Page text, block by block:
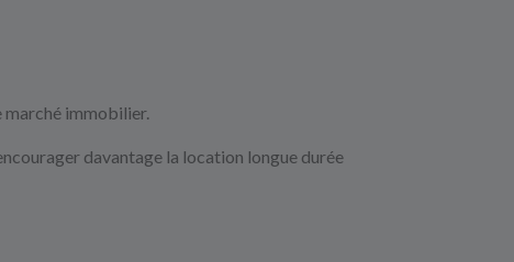
marché immobilier.
davantage la location longue durée